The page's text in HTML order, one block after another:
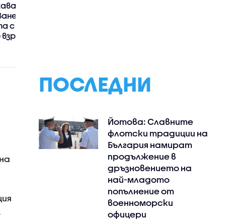
на
с дрона,
край
ПОСЛЕДНИ
Йотова: Славните
флотски традиции на
България намират
продължение в
дръзновението на
най-младото
попълнение от
военноморски
офицери